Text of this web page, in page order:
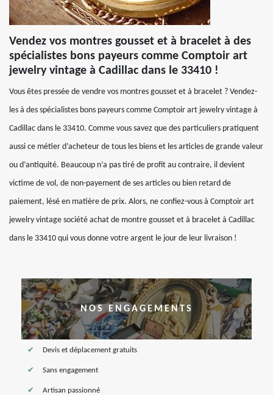
Vendez vos montres gousset et à bracelet à des
spécialistes bons payeurs comme Comptoir art
jewelry vintage à Cadillac dans le 33410 !
Vous êtes pressée de vendre vos montres gousset et à bracelet ? Vendez-
les à des spécialistes bons payeurs comme Comptoir art jewelry vintage à
Cadillac dans le 33410. Comme vous savez que des particuliers pratiquent
aussi ce métier d’acheteur de tous les biens et les articles de grande valeur
ou d’antiquité. Beaucoup n’a pas tiré de profit au contraire, il devient
victime de vol, de non-payement de ses articles ou bien retard de
paiement, lésé en matière de prix. Alors, ne confiez-vous à Comptoir art
jewelry vintage société achat de montre gousset et à bracelet à Cadillac
dans le 33410 qui vous donne votre argent le jour de leur livraison !
NOS ENGAGEMENTS
Devis et déplacement gratuits
Sans engagement
Artisan passionné